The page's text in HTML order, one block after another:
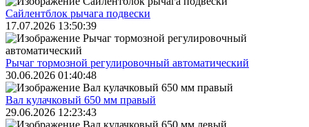
Сайлентблок рычага подвески
17.07.2026 13:50:39
Рычаг тормозной регулировочный автоматический
30.06.2026 01:40:48
Вал кулачковый 650 мм правый
29.06.2026 12:23:43